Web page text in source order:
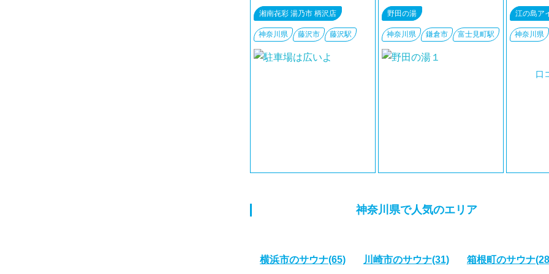
湘南㐂彩 湯乃市 柄沢店
神奈川県 藤沢市 藤沢駅
野田の湯
神奈川県 鎌倉市 富士見町駅
江の島ア
神奈川県
口
神奈川県で人気のエリア
横浜市のサウナ(65) 川崎市のサウナ(31) 箱根町のサウナ